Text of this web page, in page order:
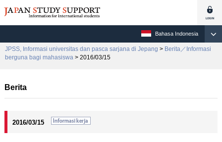
Bahasa Indonesia
JPSS, Informasi universitas dan pasca sarjana di Jepang > Berita／Informasi
berguna bagi mahasiswa > 2016/03/15
Berita
2016/03/15